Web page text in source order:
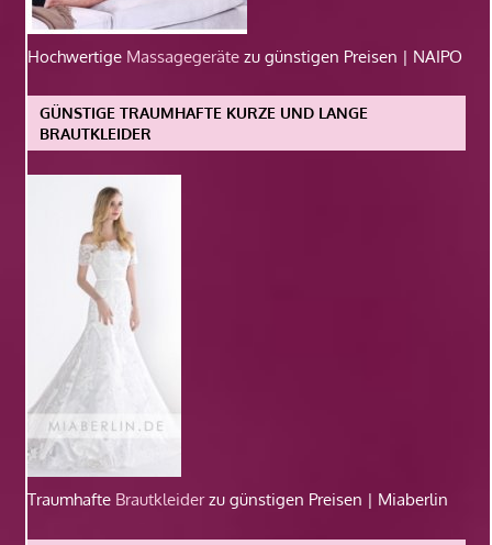
Hochwertige Massagegeräte zu günstigen Preisen | NAIPO
GÜNSTIGE TRAUMHAFTE KURZE UND LANGE
BRAUTKLEIDER
Traumhafte Brautkleiderzu günstigen Preisen | Miaberlin